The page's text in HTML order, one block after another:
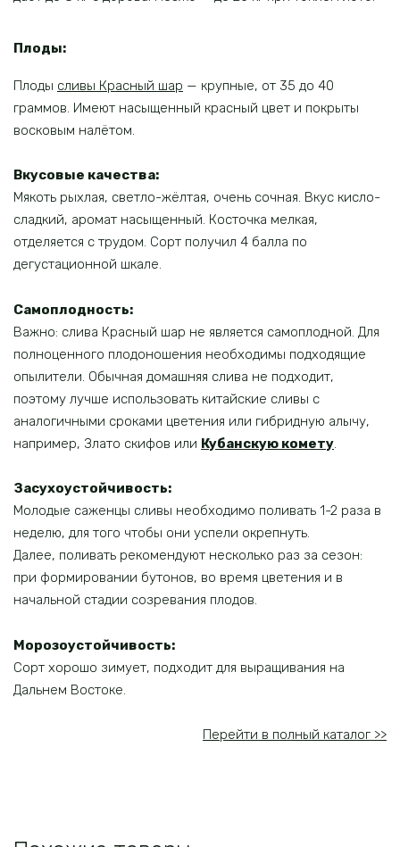
Плоды:
Плоды сливы Красный шар — крупные, от 35 до 40
граммов. Имеют насыщенный красный цвет и покрыты
восковым налётом.
Вкусовые качества:
Мякоть рыхлая, светло-жёлтая, очень сочная. Вкус кисло-
сладкий, аромат насыщенный. Косточка мелкая,
отделяется с трудом. Сорт получил 4 балла по
дегустационной шкале.
Самоплодность:
Важно: слива Красный шар не является самоплодной. Для
полноценного плодоношения необходимы подходящие
опылители. Обычная домашняя слива не подходит,
поэтому лучше использовать китайские сливы с
аналогичными сроками цветения или гибридную алычу,
например, Злато скифов или Кубанскую комету.
Засухоустойчивость:
Молодые саженцы сливы необходимо поливать 1-2 раза в
неделю, для того чтобы они успели окрепнуть.
Далее, поливать рекомендуют несколько раз за сезон:
при формировании бутонов, во время цветения и в
начальной стадии созревания плодов.
Морозоустойчивость:
Сорт хорошо зимует, подходит для выращивания на
Дальнем Востоке.
Перейти в полный каталог >>